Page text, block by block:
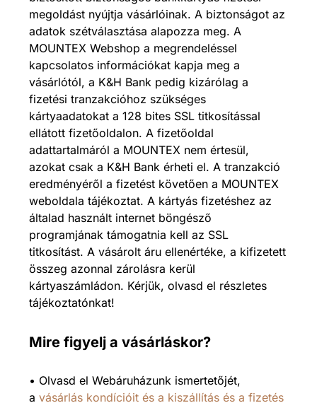
megoldást nyújtja vásárlóinak. A biztonságot az
adatok szétválasztása alapozza meg. A
MOUNTEX Webshop a megrendeléssel
kapcsolatos információkat kapja meg a
vásárlótól, a K&H Bank pedig kizárólag a
fizetési tranzakcióhoz szükséges
kártyaadatokat a 128 bites SSL titkosítással
ellátott fizetőoldalon. A fizetőoldal
adattartalmáról a MOUNTEX nem értesül,
azokat csak a K&H Bank érheti el. A tranzakció
eredményéről a fizetést követően a MOUNTEX
weboldala tájékoztat. A kártyás fizetéshez az
általad használt internet böngésző
programjának támogatnia kell az SSL
titkosítást. A vásárolt áru ellenértéke, a kifizetett
összeg azonnal zárolásra kerül
kártyaszámládon. Kérjük, olvasd el részletes
tájékoztatónkat!
Mire figyelj a vásárláskor?
• Olvasd el Webáruházunk ismertetőjét,
a vásárlás kondícióit és a kiszállítás és a fizetés